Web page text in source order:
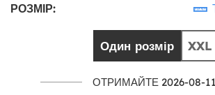
РОЗМІР:
Один розмір XXL
ОТРИМАЙТЕ 2026-08-11